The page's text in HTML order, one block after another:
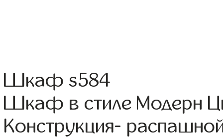
Шкаф s584
Шкаф в стиле Модерн
Конструкция-